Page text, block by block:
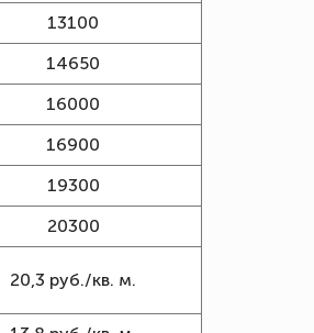
13100
14650
16000
16900
19300
20300
20,3 руб./кв. м.